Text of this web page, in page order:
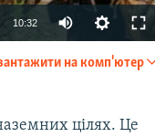
10:32
на комп'ютер
цілях. Це